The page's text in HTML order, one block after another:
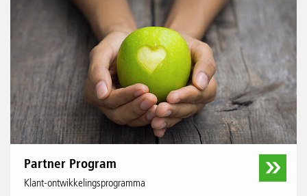
Partner Program
Klant-ontwikkelingsprogramma